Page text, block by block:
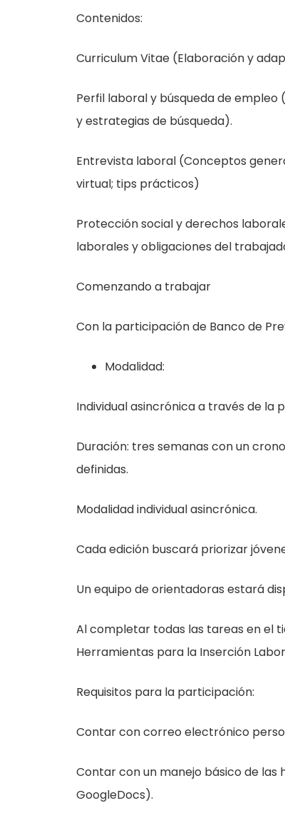
Contenidos:
Curriculum Vitae (Elaboración y
Perfil laboral y búsqueda de
y estrategias de búsqueda).
Entrevista laboral (Conceptos
virtual; tips prácticos)
Protección social y derechos
laborales y obligaciones del
Comenzando a trabajar
Con la participación de Banco de
Modalidad:
Individual asincrónica a través de la
Duración: tres semanas con un
definidas.
Modalidad individual asincrónica.
Cada edición buscará priorizar
Un equipo de orientadoras estará
Al completar todas las tareas en el
Herramientas para la Inserción
Requisitos para la participación:
Contar con correo electrónico
Contar con un manejo básico de
GoogleDocs).